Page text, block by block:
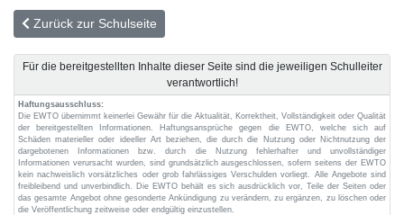
Zurück zur Schulseite
Für die bereitgestellten Inhalte dieser Seite sind die jeweiligen Schulleiter
verantwortlich!
Haftungsausschluss:
Die EWTO übernimmt keinerlei Gewähr für die Aktualität, Korrektheit, Vollständigkeit oder Qualität
der bereitgestellten Informationen. Haftungsansprüche gegen die EWTO, welche sich auf
Schäden materieller oder ideeller Art beziehen, die durch die Nutzung oder Nichtnutzung der
dargebotenen Informationen bzw. durch die Nutzung fehlerhafter und unvollständiger
Informationen verursacht wurden, sind grundsätzlich ausgeschlossen, sofern seitens der EWTO
kein nachweislich vorsätzliches oder grob fahrlässiges Verschulden vorliegt. Alle Angebote sind
freibleibend und unverbindlich. Die EWTO behält es sich ausdrücklich vor, Teile der Seiten oder
das gesamte Angebot ohne gesonderte Ankündigung zu verändern, zu ergänzen, zu löschen oder
die Veröffentlichung zeitweise oder endgültig einzustellen.